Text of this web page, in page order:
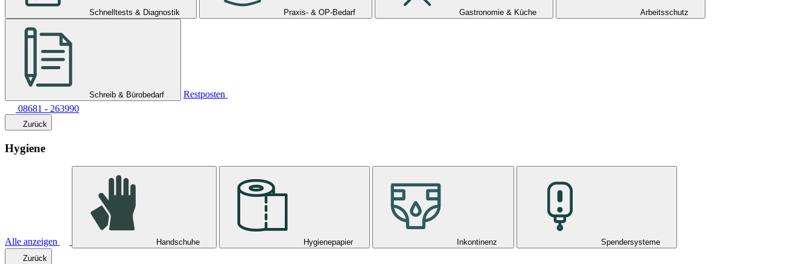
Schnelltests & Diagnostik Praxis- & OP-Bedarf Gastronomie & Küche Arbeitsschutz
Schreib & Bürobedarf
Restposten
08681 - 263990
Zurück
Hygiene
Alle anzeigen Handschuhe Hygienepapier Inkontinenz
Spendersysteme
Zurück